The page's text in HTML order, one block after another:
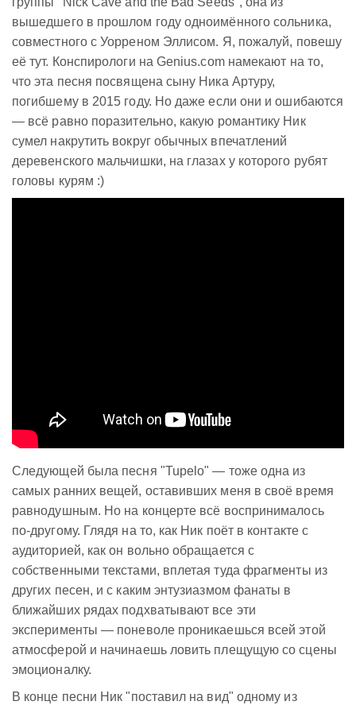
вышедшего в прошлом году одноимённого сольника,
совместного с Уорреном Эллисом. Я, пожалуй, повешу
её тут. Конспирологи на Genius.com намекают на то,
что эта песня посвящена сыну Ника Артуру,
погибшему в 2015 году. Но даже если они и ошибаются
— всё равно поразительно, какую романтику Ник
сумел накрутить вокруг обычных впечатлений
деревенского мальчишки, на глазах у которого рубят
головы курям :)
Следующей была песня "Tupelo" — тоже одна из
самых ранних вещей, оставивших меня в своё время
равнодушным. Но на концерте всё воспринималось
по-другому. Глядя на то, как Ник поёт в контакте с
аудиторией, как он вольно обращается с
собственными текстами, вплетая туда фрагменты из
других песен, и с каким энтузиазмом фанаты в
ближайших рядах подхватывают все эти
эксперименты — поневоле проникаешься всей этой
атмосферой и начинаешь ловить плещущую со сцены
эмоционалку.
В конце песни Ник "поставил на вид" одному из